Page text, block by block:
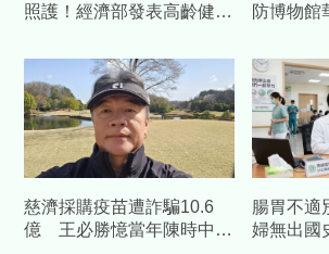
照護！經濟部發表高齡健康
防博物
慈濟採購疫苗遭詐騙10.6
億 王必勝憶當年陳時中睿
腸胃不適
婦無出